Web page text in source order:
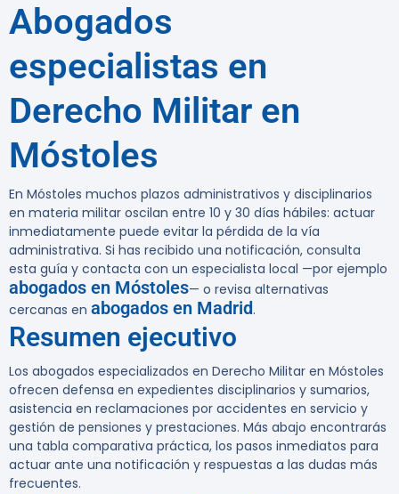
Abogados
especialistas en
Derecho Militar en
Móstoles
En Móstoles muchos plazos administrativos y disciplinarios
en materia militar oscilan entre 10 y 30 días hábiles: actuar
inmediatamente puede evitar la pérdida de la vía
administrativa. Si has recibido una notificación, consulta
esta guía y contacta con un especialista local —por ejemplo
abogados en Móstoles— o revisa alternativas
cercanas en abogados en Madrid.
Resumen ejecutivo
Los abogados especializados en Derecho Militar en Móstoles
ofrecen defensa en expedientes disciplinarios y sumarios,
asistencia en reclamaciones por accidentes en servicio y
gestión de pensiones y prestaciones. Más abajo encontrarás
una tabla comparativa práctica, los pasos inmediatos para
actuar ante una notificación y respuestas a las dudas más
frecuentes.